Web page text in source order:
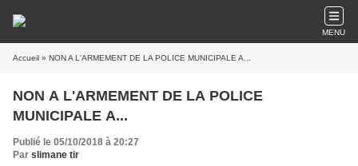
MENU
Accueil » NON A L'ARMEMENT DE LA POLICE MUNICIPALE A...
NON A L'ARMEMENT DE LA POLICE
MUNICIPALE A...
Publié le 05/10/2018 à 20:27
Par slimane tir